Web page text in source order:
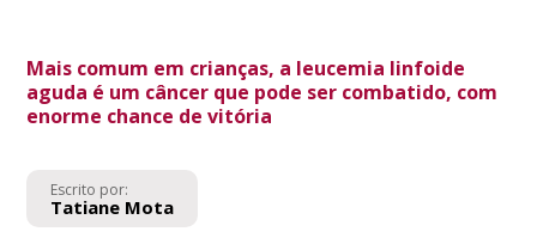
Mais comum em crianças, a leucemia linfoide
aguda é um câncer que pode ser combatido, com
enorme chance de vitória
Escrito por:
Tatiane Mota